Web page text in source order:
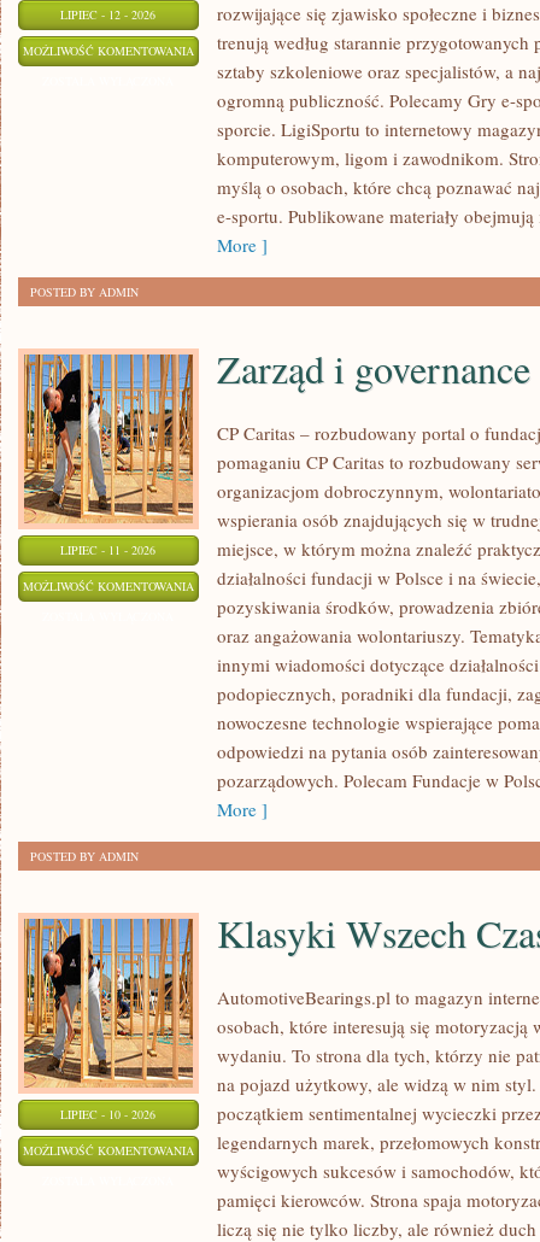
LIPIEC - 12 - 2026
MOŻLIWOŚĆ KOMENTOWANIA
SPORTOWE
rozwijające się zjawisko społeczne i
trenują według starannie
sztaby szkoleniowe oraz specjalistów, a
ogromną publiczność. Polecamy Gry e-
sporcie. LigiSportu to internetowy
komputerowym, ligom i zawodnikom.
myślą o osobach, które chcą poznawać
e-sportu. Publikowane materiały
More ]
POSTED BY ADMIN
LIPIEC - 11 - 2026
MOŻLIWOŚĆ KOMENTOWANIA ZARZĄD
GOVERNANCE
Zarząd i governance
CP Caritas – rozbudowany portal o
pomaganiu CP Caritas to rozbudowany
organizacjom dobroczynnym,
wspierania osób znajdujących się w
miejsce, w którym można znaleźć
działalności fundacji w Polsce i na
pozyskiwania środków, prowadzenia
oraz angażowania wolontariuszy.
innymi wiadomości dotyczące
podopiecznych, poradniki dla fundacji,
nowoczesne technologie wspierające
odpowiedzi na pytania osób
pozarządowych. Polecam Fundacje w
More ]
POSTED BY ADMIN
LIPIEC - 10 - 2026
MOŻLIWOŚĆ KOMENTOWANIA KLASYKI
WSZECH
CZASÓW
Klasyki Wszech
AutomotiveBearings.pl to magazyn
osobach, które interesują się
wydaniu. To strona dla tych, którzy nie
na pojazd użytkowy, ale widzą w nim
początkiem sentimentalnej wycieczki
legendarnych marek, przełomowych
wyścigowych sukcesów i samochodów,
pamięci kierowców. Strona spaja
liczą się nie tylko liczby, ale również duch